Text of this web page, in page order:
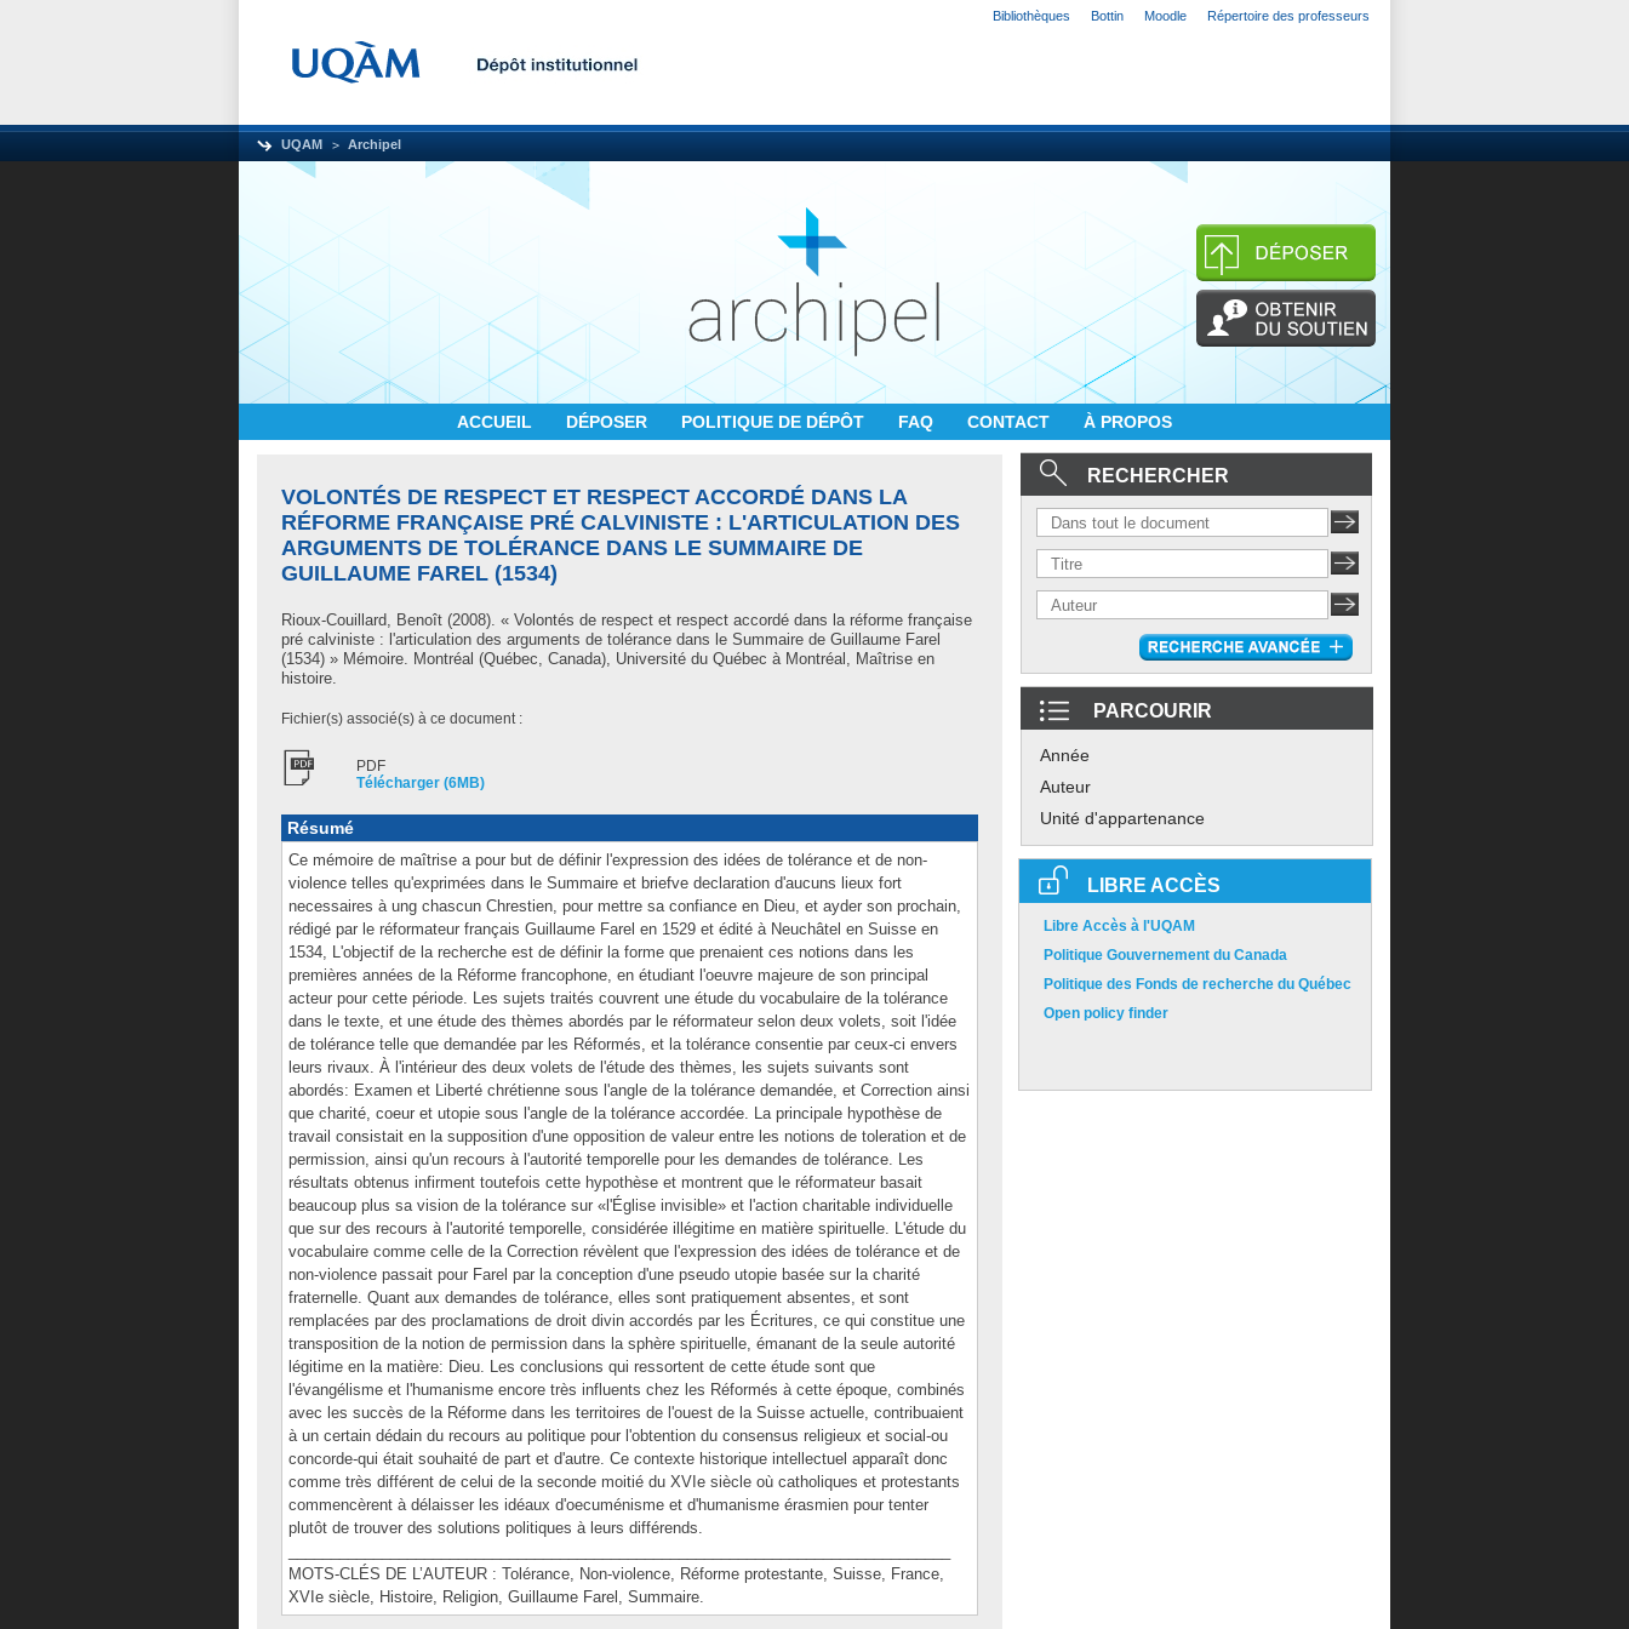
Bibliothèques Bottin Moodle Répertoire des professeurs
UQAM Archipel
ACCUEIL DÉPOSER POLITIQUE DE DÉPÔT FAQ CONTACT À PROPOS
VOLONTÉS DE RESPECT ET RESPECT ACCORDÉ DANS LA
RÉFORME FRANÇAISE PRÉ CALVINISTE : L'ARTICULATION DES
ARGUMENTS DE TOLÉRANCE DANS LE SUMMAIRE DE
GUILLAUME FAREL (1534)
Rioux-Couillard, Benoît (2008). « Volontés de respect et respect accordé dans la réforme française
pré calviniste : l'articulation des arguments de tolérance dans le Summaire de Guillaume Farel
(1534) » Mémoire. Montréal (Québec, Canada), Université du Québec à Montréal, Maîtrise en
histoire.
Fichier(s) associé(s) à ce document :
PDF
Télécharger (6MB)
Résumé
Ce mémoire de maîtrise a pour but de définir l'expression des idées de tolérance et de non-
violence telles qu'exprimées dans le Summaire et briefve declaration d'aucuns lieux fort
necessaires à ung chascun Chrestien, pour mettre sa confiance en Dieu, et ayder son prochain,
rédigé par le réformateur français Guillaume Farel en 1529 et édité à Neuchâtel en Suisse en
1534, L'objectif de la recherche est de définir la forme que prenaient ces notions dans les
premières années de la Réforme francophone, en étudiant l'oeuvre majeure de son principal
acteur pour cette période. Les sujets traités couvrent une étude du vocabulaire de la tolérance
dans le texte, et une étude des thèmes abordés par le réformateur selon deux volets, soit l'idée
de tolérance telle que demandée par les Réformés, et la tolérance consentie par ceux-ci envers
leurs rivaux. À l'intérieur des deux volets de l'étude des thèmes, les sujets suivants sont
abordés: Examen et Liberté chrétienne sous l'angle de la tolérance demandée, et Correction ainsi
que charité, coeur et utopie sous l'angle de la tolérance accordée. La principale hypothèse de
travail consistait en la supposition d'une opposition de valeur entre les notions de toleration et de
permission, ainsi qu'un recours à l'autorité temporelle pour les demandes de tolérance. Les
résultats obtenus infirment toutefois cette hypothèse et montrent que le réformateur basait
beaucoup plus sa vision de la tolérance sur «l'Église invisible» et l'action charitable individuelle
que sur des recours à l'autorité temporelle, considérée illégitime en matière spirituelle. L'étude du
vocabulaire comme celle de la Correction révèlent que l'expression des idées de tolérance et de
non-violence passait pour Farel par la conception d'une pseudo utopie basée sur la charité
fraternelle. Quant aux demandes de tolérance, elles sont pratiquement absentes, et sont
remplacées par des proclamations de droit divin accordés par les Écritures, ce qui constitue une
transposition de la notion de permission dans la sphère spirituelle, émanant de la seule autorité
légitime en la matière: Dieu. Les conclusions qui ressortent de cette étude sont que
l'évangélisme et l'humanisme encore très influents chez les Réformés à cette époque, combinés
avec les succès de la Réforme dans les territoires de l'ouest de la Suisse actuelle, contribuaient
à un certain dédain du recours au politique pour l'obtention du consensus religieux et social-ou
concorde-qui était souhaité de part et d'autre. Ce contexte historique intellectuel apparaît donc
comme très différent de celui de la seconde moitié du XVIe siècle où catholiques et protestants
commencèrent à délaisser les idéaux d'oecuménisme et d'humanisme érasmien pour tenter
plutôt de trouver des solutions politiques à leurs différends.
MOTS-CLÉS DE L’AUTEUR : Tolérance, Non-violence, Réforme protestante, Suisse, France,
XVIe siècle, Histoire, Religion, Guillaume Farel, Summaire.
RECHERCHER
PARCOURIR
Année
Auteur
Unité d'appartenance
LIBRE ACCÈS
Libre Accès à l'UQAM
Politique Gouvernement du Canada
Politique des Fonds de recherche du Québec
Open policy finder